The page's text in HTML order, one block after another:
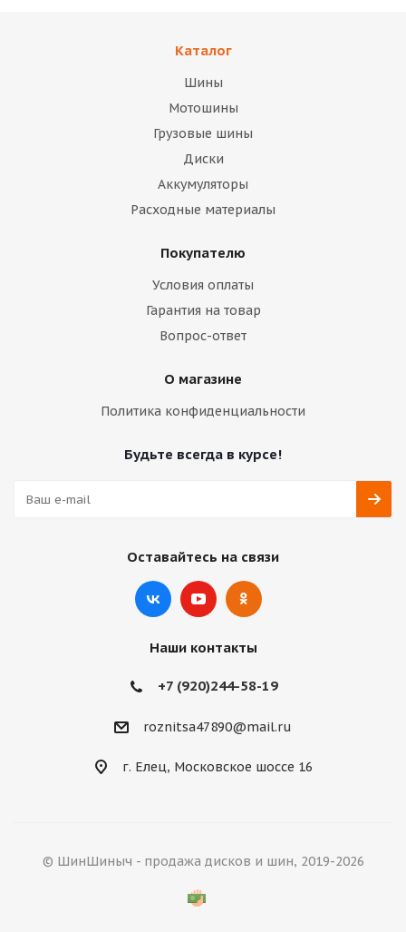
Каталог
Шины
Мотошины
Грузовые шины
Диски
Аккумуляторы
Расходные материалы
Покупателю
Условия оплаты
Гарантия на товар
Вопрос-ответ
О магазине
Политика конфиденциальности
Будьте всегда в курсе!
Оставайтесь на связи
Наши контакты
+7 (920)244-58-19
roznitsa47890@mail.ru
г. Елец, Московское шоссе 16
© ШинШиныч - продажа дисков и шин, 2019-2026